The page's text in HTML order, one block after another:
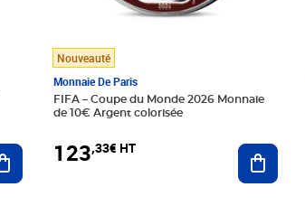
Ajouter au panier
Nouveauté
Monnaie De Paris
FIFA – Coupe du Monde 2026 Monnaie
de 10€ Argent colorisée
123,33€ HT